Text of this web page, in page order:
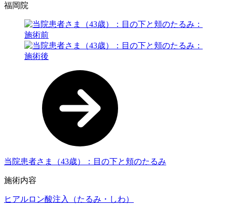
福岡院
当院患者さま（43歳）：目の下と頬のたるみ
施術内容
ヒアルロン酸注入（たるみ・しわ）